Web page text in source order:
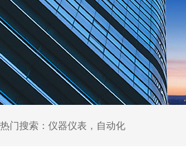
热门搜索：仪器仪表，自动化